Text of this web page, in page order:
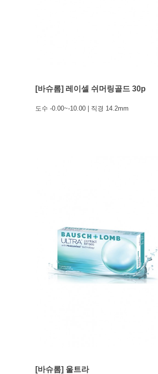
[바슈롬] 레이셀 쉬머링골드 30p
도수 -0.00~-10.00 | 직경 14.2mm
[바슈롬] 울트라